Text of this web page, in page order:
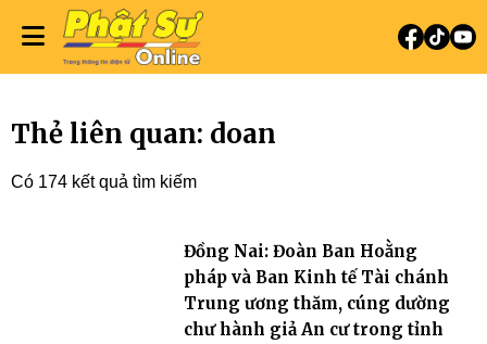
Thẻ liên quan: doan
Có 174 kết quả tìm kiếm
Đồng Nai: Đoàn Ban Hoằng
pháp và Ban Kinh tế Tài chánh
Trung ương thăm, cúng dường
chư hành giả An cư trong tỉnh